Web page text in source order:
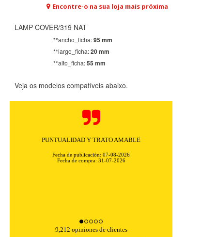
Encontre-o na sua loja mais próxima
LAMP COVER/319 NAT
**ancho_ficha:95 mm
**largo_ficha:20 mm
**alto_ficha:55 mm
Veja os modelos compatíveis abaixo.
PUNTUALIDAD Y TRATO AMABLE
Fecha de publicación: 07-08-2026
Fecha de compra: 31-07-2026
9,212 opiniones de clientes